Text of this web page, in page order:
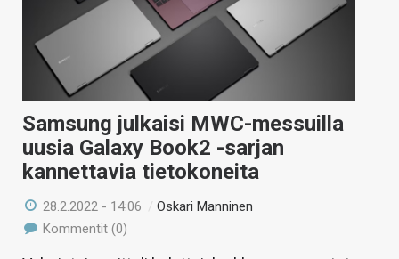
VAIHDA TEEMA
HAKU
Samsung julkaisi MWC-messuilla
uusia Galaxy Book2 -sarjan
kannettavia tietokoneita
28.2.2022 - 14:06 /Oskari Manninen
Kommentit (0)